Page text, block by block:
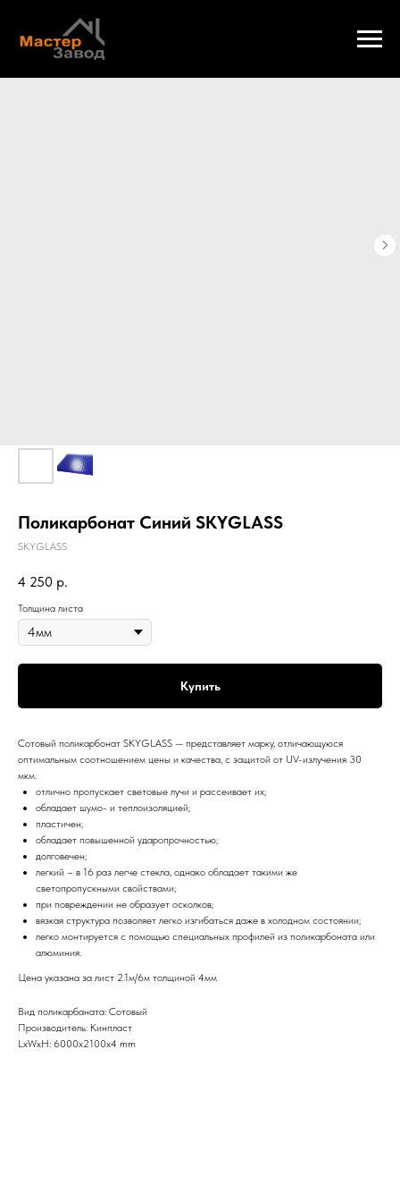
Поликарбонат Синий SKYGLASS
SKYGLASS
4 250 р.
Толщина листа
Купить
Сотовый поликарбонат SKYGLASS — представляет марку, отличающуюся
оптимальным соотношением цены и качества, с защитой от UV-излучения 30
мкм.
отлично пропускает световые лучи и рассеивает их;
обладает шумо- и теплоизоляцией;
пластичен;
обладает повышенной ударопрочностью;
долговечен;
легкий – в 16 раз легче стекла, однако обладает такими же
светопропускными свойствами;
при повреждении не образует осколков;
вязкая структура позволяет легко изгибаться даже в холодном состоянии;
легко монтируется с помощью специальных профилей из поликарбоната или
алюминия.
Цена указана за лист 2.1м/6м толщиной 4мм
Вид поликарбаната: Сотовый
Производитель: Кинпласт
LxWxH: 6000x2100x4 mm